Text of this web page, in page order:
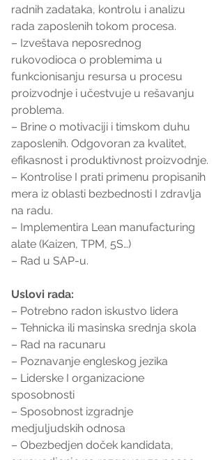
radnih zadataka, kontrolu i analizu
rada zaposlenih tokom procesa.
– Izveštava neposrednog
rukovodioca o problemima u
funkcionisanju resursa u procesu
proizvodnje i učestvuje u rešavanju
problema.
– Brine o motivaciji i timskom duhu
zaposlenih. Odgovoran za kvalitet,
efikasnost i produktivnost proizvodnje.
– Kontrolise I prati primenu propisanih
mera iz oblasti bezbednosti I zdravlja
na radu.
– Implementira Lean manufacturing
alate (Kaizen, TPM, 5S…)
– Rad u SAP-u.
Uslovi rada:
– Potrebno radon iskustvo lidera
– Tehnicka ili masinska srednja skola
– Rad na racunaru
– Poznavanje engleskog jezika
– Liderske I organizacione
sposobnosti
– Sposobnost izgradnje
medjuljudskih odnosa
– Obezbedjen doček kandidata,